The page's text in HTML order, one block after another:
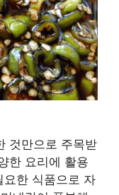
것만으로 주목받
한 요리에 활용
요한 식품으로 자